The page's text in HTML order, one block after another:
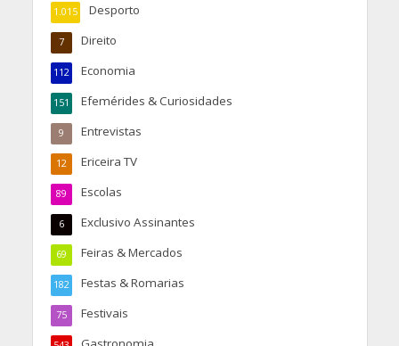
Desporto
1.015
Direito
7
Economia
112
Efemérides & Curiosidades
151
Entrevistas
9
Ericeira TV
12
Escolas
89
Exclusivo Assinantes
6
Feiras & Mercados
69
Festas & Romarias
182
Festivais
75